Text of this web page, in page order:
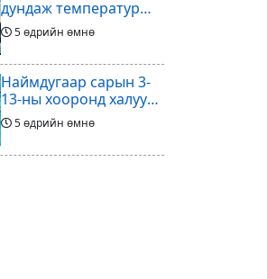
дундаж температур
ихэнх нутгаар олон
жилийн дунджаас
дулаан байна
5 өдрийн өмнө
Наймдугаар сарын 3-
13-ны хооронд халуун
ус түр хязгаарлах бүс,
хороолол
5 өдрийн өмнө